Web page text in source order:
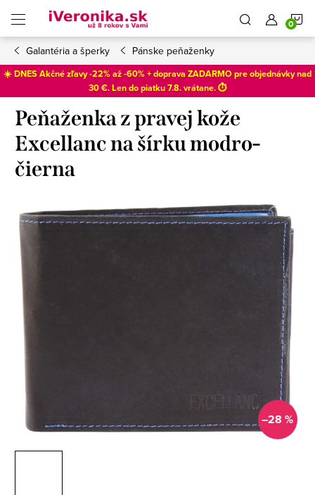
obsah
Galantéria a šperky Pánske peňaženky
☀️ DNES Akčné zľavy -22% až -60% + doprava ZADARMO pre objednávky nad
30 €. Len dopiatku 7.8. vrátane. ⏱️
Peňaženka z pravej kože
Excellanc na šírku modro-
čierna
–28 %